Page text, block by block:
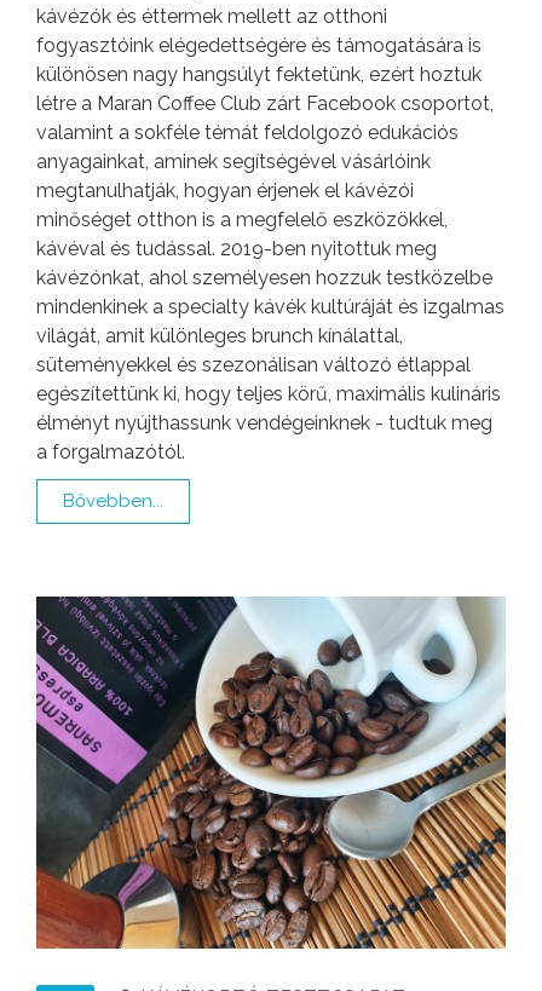
kávézók és éttermek mellett az otthoni
fogyasztóink elégedettségére és támogatására is
különösen nagy hangsúlyt fektetünk, ezért hoztuk
létre a Maran Coffee Club zárt Facebook csoportot,
valamint a sokféle témát feldolgozó edukációs
anyagainkat, aminek segítségével vásárlóink
megtanulhatják, hogyan érjenek el kávézói
minőséget otthon is a megfelelő eszközökkel,
kávéval és tudással. 2019-ben nyitottuk meg
kávézónkat, ahol személyesen hozzuk testközelbe
mindenkinek a specialty kávék kultúráját és izgalmas
világát, amit különleges brunch kínálattal,
süteményekkel és szezonálisan változó étlappal
egészítettünk ki, hogy teljes körű, maximális kulináris
élményt nyújthassunk vendégeinknek - tudtuk meg
a forgalmazótól.
Bővebben...